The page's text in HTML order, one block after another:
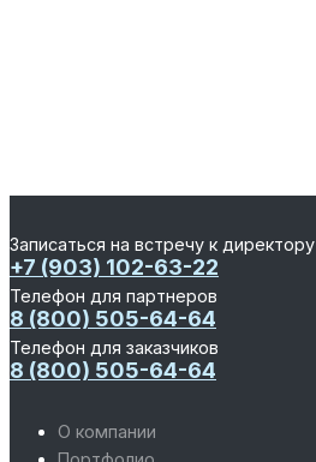
Записаться на встречу к директору
+7 (903) 102-63-22
Телефон для партнеров
8 (800) 505-64-64
Телефон для заказчиков
8 (800) 505-64-64
О компании